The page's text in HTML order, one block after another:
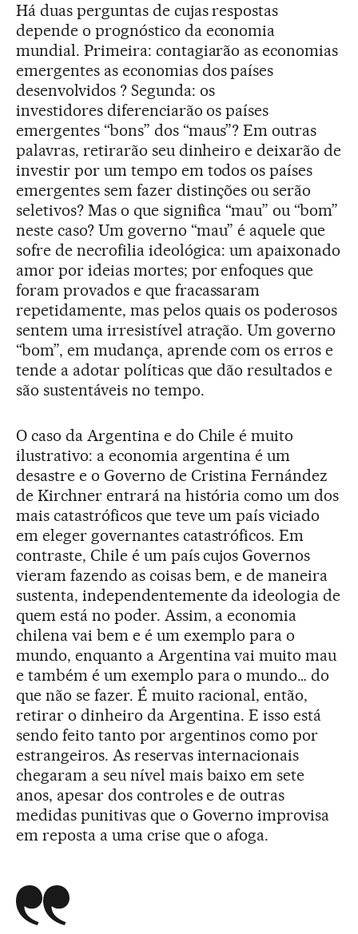
Há duas perguntas de cujas respostas
depende o prognóstico da economia
mundial. Primeira: contagiarão as economias
emergentes as economias dos países
desenvolvidos ? Segunda: os
investidores diferenciarão os países
emergentes “bons” dos “maus”? Em outras
palavras, retirarão seu dinheiro e deixarão de
investir por um tempo em todos os países
emergentes sem fazer distinções ou serão
seletivos? Mas o que significa “mau” ou “bom”
neste caso? Um governo “mau” é aquele que
sofre de necrofilia ideológica: um apaixonado
amor por ideias mortes; por enfoques que
foram provados e que fracassaram
repetidamente, mas pelos quais os poderosos
sentem uma irresistível atração. Um governo
“bom”, em mudança, aprende com os erros e
tende a adotar políticas que dão resultados e
são sustentáveis no tempo.
O caso da Argentina e do Chile é muito
ilustrativo: a economia argentina é um
desastre e o Governo de Cristina Fernández
de Kirchner entrará na história como um dos
mais catastróficos que teve um país viciado
em eleger governantes catastróficos. Em
contraste, Chile é um país cujos Governos
vieram fazendo as coisas bem, e de maneira
sustenta, independentemente da ideologia de
quem está no poder. Assim, a economia
chilena vai bem e é um exemplo para o
mundo, enquanto a Argentina vai muito mau
e também é um exemplo para o mundo… do
que não se fazer. É muito racional, então,
retirar o dinheiro da Argentina. E isso está
sendo feito tanto por argentinos como por
estrangeiros. As reservas internacionais
chegaram a seu nível mais baixo em sete
anos, apesar dos controles e de outras
medidas punitivas que o Governo improvisa
em reposta a uma crise que o afoga.